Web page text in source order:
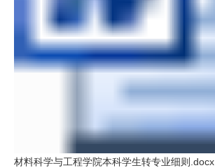
材料科学与工程学院本科学生转专业细则.docx